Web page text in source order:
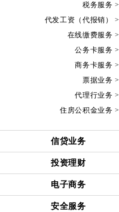
税务服务 >
代发工资（代报销） >
在线缴费服务 >
公务卡服务 >
商务卡服务 >
票据业务 >
代理行业务 >
住房公积金业务 >
信贷业务
投资理财
电子商务
安全服务